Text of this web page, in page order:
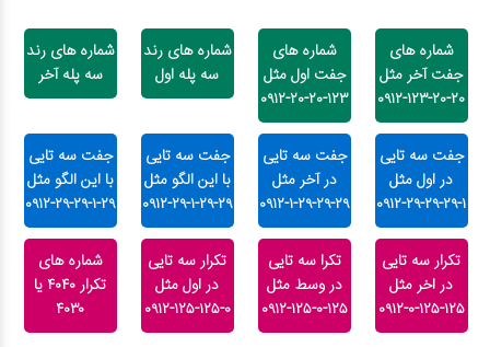
شماره های
جفت آخر مثل
۲۰-۲۰-۱۲۳-۰۹۱۲
شماره های
جفت اول مثل
۱۲۳-۲۰-۲۰-۰۹۱۲
شماره های رند
سه پله اول
شماره های رند
سه پله آخر
جفت سه تایی
در اول مثل
۱-۲۹-۲۹-۲۹-۰۹۱۲
جفت سه تایی
در آخر مثل
۲۹-۲۹-۲۹-۱-۰۹۱۲
جفت سه تایی
با این الگو مثل
۲۹-۲۹-۱-۲۹-۰۹۱۲
جفت سه تایی
با این الگو مثل
۲۹-۱-۲۹-۲۹-۰۹۱۲
تکرار سه تایی
در اخر مثل
۱۲۵-۱۲۵-۰-۰۹۱۲
تکرا سه تایی
در وسط مثل
۱۲۵-۰-۱۲۵-۰۹۱۲
تکرار سه تایی
در اول مثل
۰-۱۲۵-۱۲۵-۰۹۱۲
شماره های
تکرار ۴۰۴۰ یا
۴۰۳۰